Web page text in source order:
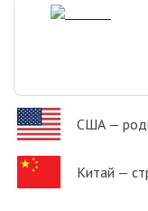
США —
Китай —